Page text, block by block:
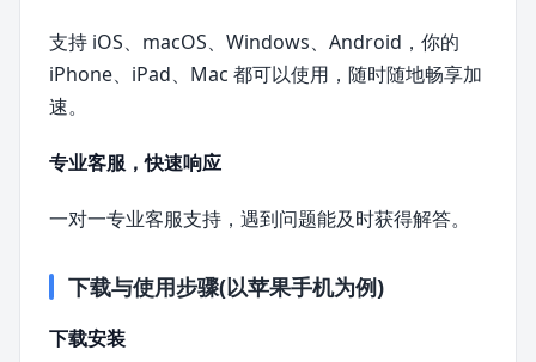
支持 iOS、macOS、Windows、Android，你的
iPhone、iPad、Mac 都可以使用，随时随地畅享加
速。
专业客服，快速响应
一对一专业客服支持，遇到问题能及时获得解答。
下载与使用步骤(以苹果手机为例)
下载安装